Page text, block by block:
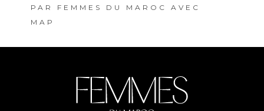
PAR FEMMES DU MAROC AVEC
MAP